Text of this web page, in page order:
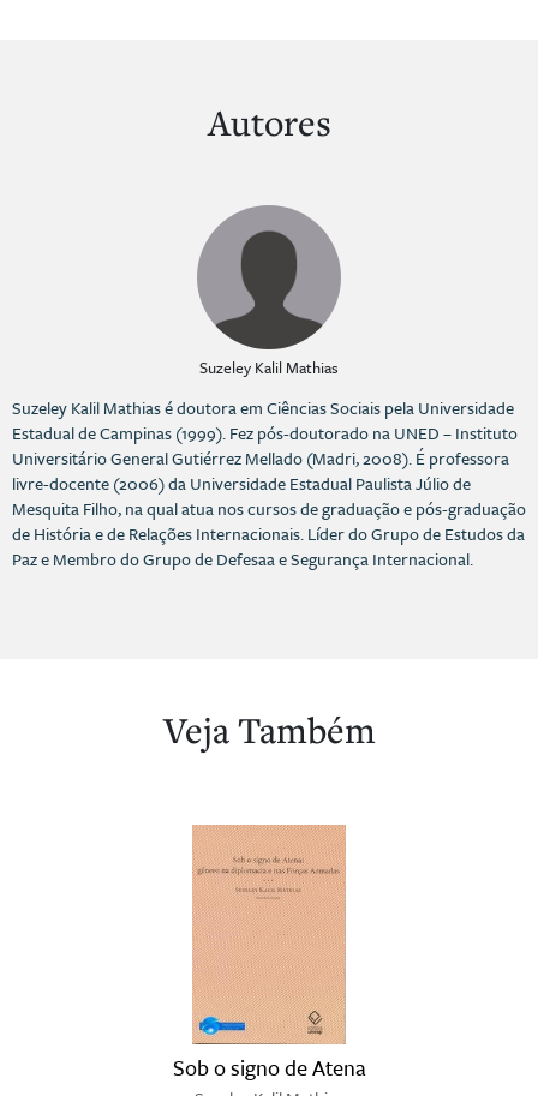
Autores
Suzeley Kalil Mathias
Suzeley Kalil Mathias é doutora em Ciências Sociais pela Universidade
Estadual de Campinas (1999). Fez pós-doutorado na UNED – Instituto
Universitário General Gutiérrez Mellado (Madri, 2008). É professora
livre-docente (2006) da Universidade Estadual Paulista Júlio de
Mesquita Filho, na qual atua nos cursos de graduação e pós-graduação
de História e de Relações Internacionais. Líder do Grupo de Estudos da
Paz e Membro do Grupo de Defesaa e Segurança Internacional.
Veja Também
Sob o signo de Atena